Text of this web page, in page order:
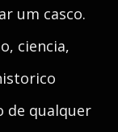
um casco.
ciencia,
de qualquer